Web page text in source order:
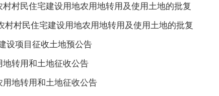
村民住宅建设用地农用地转用及使用土地的批复
村村民住宅建设用地农用地转用及使用土地的批复
设项目征收土地预公告
地转用和土地征收公告
用地转用和土地征收公告